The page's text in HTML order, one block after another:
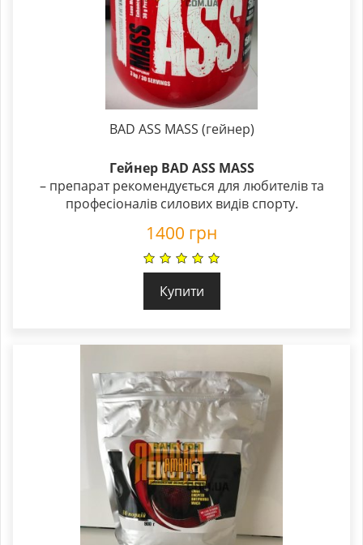
BAD ASS MASS (гейнер)
Гейнер BAD ASS MASS
– препарат рекомендується для любителів та
професіоналів силових видів спорту.
1400 грн
Купити